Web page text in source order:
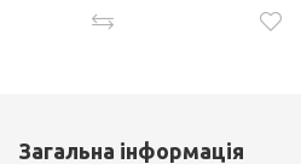
Загальна інформація